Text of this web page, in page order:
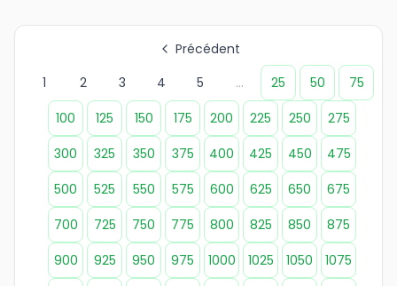
Précédent
1
2 3 4 5 ... 25 50
75
100
125 150 175 200 225 250
275
300
325 350 375 400 425 450
475
500
525 550 575 600 625 650
675
700
725 750 775 800 825 850
875
900
925 950 975 1000 1025 1050
1075